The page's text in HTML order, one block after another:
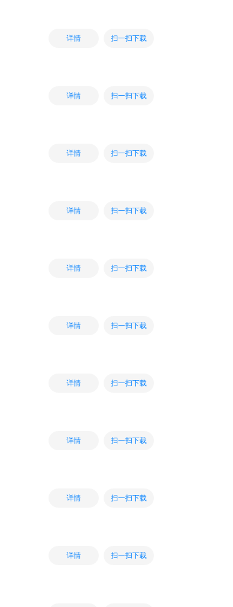
详情 扫一扫下载
详情 扫一扫下载
详情 扫一扫下载
详情 扫一扫下载
详情 扫一扫下载
详情 扫一扫下载
详情 扫一扫下载
详情 扫一扫下载
详情 扫一扫下载
详情 扫一扫下载